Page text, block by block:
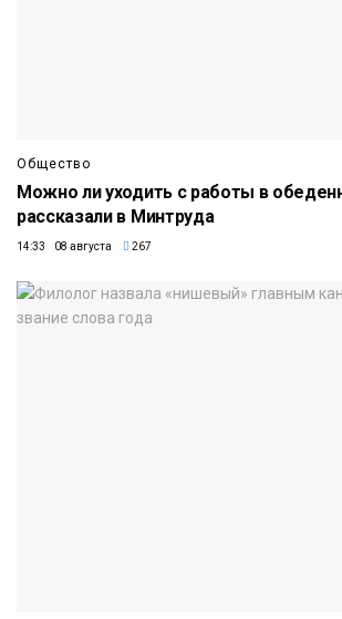
Общество
Можно ли уходить с работы в
рассказали в Минтруда
14:33 08 августа 267